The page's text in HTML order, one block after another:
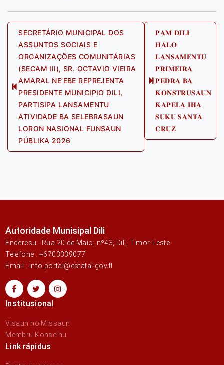
Post
navigation
Previous
post:
SECRETÁRIO MUNICIPAL DOS
ASSUNTOS SOCIAIS E
ORGANIZAÇÕES COMUNITÁRIAS
(SECAM III), SR. OCTAVIO VIEIRA
AMARAL NE’EBE REPREJENTA
PRESIDENTE MUNICIPIO DILI,
PARTISIPA LANSAMENTU
ATIVIDADE BA SELEBRASAUN
LORON NASIONAL FUNSAUN
PÚBLIKA 2026
Next
post:
𝐏𝐀𝐌 𝐃𝐈𝐋𝐈
𝐇𝐀𝐋𝐎
𝐋𝐀𝐍𝐒𝐀𝐌𝐄𝐍𝐓𝐔
𝐏𝐑𝐈𝐌𝐄𝐈𝐑𝐀
𝐏𝐄𝐃𝐑𝐀 𝐁𝐀
𝐊𝐎𝐍𝐒𝐓𝐑𝐔𝐒𝐀𝐔𝐍
𝐊𝐀𝐏𝐄𝐋𝐀 𝐈𝐇𝐀
𝐒𝐔𝐊𝐔 𝐒𝐀𝐍𝐓𝐀
𝐂𝐑𝐔𝐙
Autoridade Munisipal Dili
Enderesu : Rua 20 de Maio, nº43, Dili, Timor-Leste
Telefone : +6703339077
Email : info.portal@estatal.gov.tl
Institusional
Visaun no Missaun
Membru Konselhu
Link rápidus